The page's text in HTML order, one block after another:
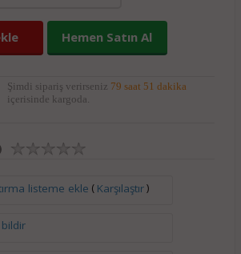
Hemen Satın Al
Şimdi sipariş verirseniz 79 saat 51 dakika
içerisinde kargoda.
listeme ekle ( Karşılaştır)
bildir